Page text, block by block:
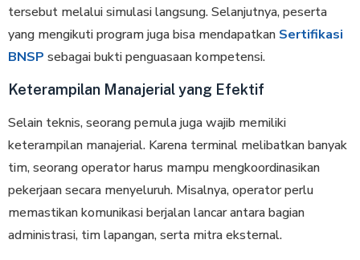
tersebut melalui simulasi langsung. Selanjutnya, peserta
yang mengikuti program juga bisa mendapatkan Sertifikasi
BNSP sebagai bukti penguasaan kompetensi.
Keterampilan Manajerial yang Efektif
Selain teknis, seorang pemula juga wajib memiliki
keterampilan manajerial. Karena terminal melibatkan banyak
tim, seorang operator harus mampu mengkoordinasikan
pekerjaan secara menyeluruh. Misalnya, operator perlu
memastikan komunikasi berjalan lancar antara bagian
administrasi, tim lapangan, serta mitra eksternal.